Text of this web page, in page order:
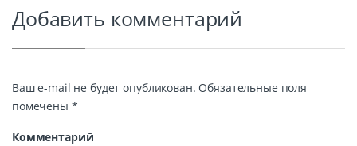
Добавить комментарий
Ваш e-mail не будет опубликован. Обязательные поля
помечены *
Комментарий